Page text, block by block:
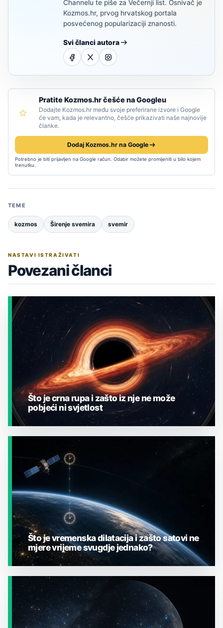
Channelu te piše za Večernji list. Osnivač je
Kozmos.hr, prvog hrvatskog portala
posvećenog popularizaciji znanosti.
Svi članci autora
Pratite Kozmos.hr češće na Googleu
Dodajte Kozmos.hr među svoje preferirane izvore i Google
će vam, kada je relevantno, češće prikazivati naše najnovije
članke.
Dodaj Kozmos.hr na Google
Potrebno je biti prijavljen na Google račun. Odabir možete promijeniti u bilo kojem
trenutku.
TEME
kozmos Širenje svemira svemir
NASTAVI ISTRAŽIVATI
Povezani članci
Što je crna rupa i zašto iz nje ne može
pobjeći ni svjetlost
JESTE LI ZNALI?
Što je vremenska dilatacija i zašto satovi ne
mjere vrijeme svugdje jednako?